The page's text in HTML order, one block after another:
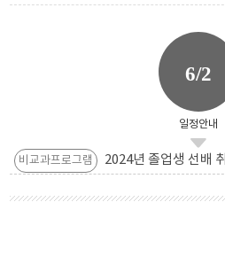
6/2
일정안내
비교과프로그램 2024년 졸업생 선배